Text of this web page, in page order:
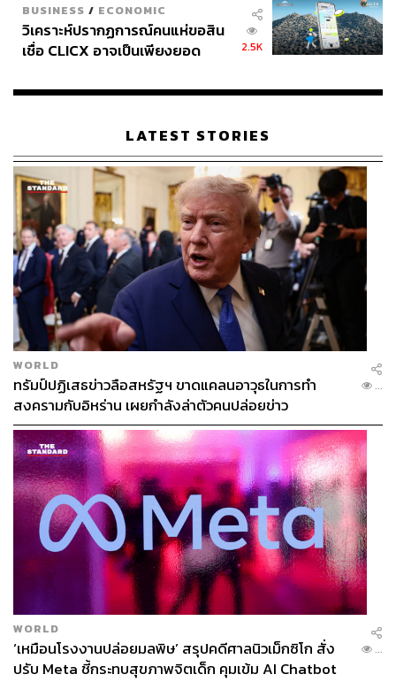
BUSINESS / ECONOMIC
วิเคราะห์ปรากฏการณ์คนแห่ขอสิน
เชื่อ CLICX อาจเป็นเพียงยอด
เรือนไทยที่ถูกซุกไว้
2.5K
LATEST STORIES
WORLD
ทรัมป์ปฏิเสธข่าวลือสหรัฐฯ ขาดแคลนอาวุธในการทำ
สงครามกับอิหร่าน เผยกำลังล่าตัวคนปล่อยข่าว
...
WORLD
‘เหมือนโรงงานปล่อยมลพิษ’ สรุปคดีศาลนิวเม็กซิโก สั่ง
ปรับ Meta ชี้กระทบสุขภาพจิตเด็ก คุมเข้ม AI Chatbot
...